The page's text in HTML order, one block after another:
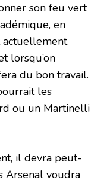
son feu vert
en
actuellement
lorsqu’on
du bon travail.
les
ou un Martinelli
il devra peut-
Arsenal voudra